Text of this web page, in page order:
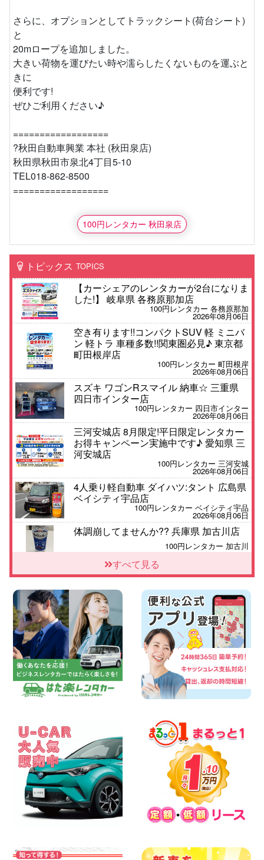
さらに、オプションとしてトラックシート(荷台シート)
と
20mロープを追加しました。
大きい荷物を運びたい時や濡らしたくないものを運ぶと
きに
便利です!
ぜひご利用ください♪
==================
?秋田自動車興業 本社 (秋田泉店)
秋田県秋田市泉北4丁目5-10
TEL018-862-8500
==================
100円レンタカー 秋田泉店
トピックス TOPICS
【カーシェアのレンタカーが2台になりま
した!】 岐阜県 各務原那加店
100円レンタカー 各務原那加
2026年08月06日
空き有ります!!コンパクトSUV 軽 ミニバ
ン 軽トラ 車種多数!!関東圏必見♪ 東京都
町田根岸店
100円レンタカー 町田根岸
2026年08月06日
スズキ ワゴンRスマイル 納車☆ 三重県
四日市インター店
100円レンタカー 四日市インター
2026年08月06日
三河安城店 8月限定!平日限定レンタカー
お得キャンペーン実施中です♪ 愛知県 三
河安城店
100円レンタカー 三河安城
2026年08月06日
4人乗り軽自動車 ダイハツ:タント 広島県
ベイシティ宇品店
100円レンタカー ベイシティ宇品
2026年08月06日
体調崩してませんか?? 兵庫県 加古川店
100円レンタカー 加古川
【佐渡の夏はレンタカーで自由に!】 新潟
100円レンタカー 両津
2026年08月06日
佐渡空港店はお盆も休まず営業中! 新潟県
佐渡空港店
100円レンタカー 佐渡空港
2026年08月06日
今週末空きあります☆ 大阪府 寝屋川太間
東町店
100円レンタカー 寝屋川太間東町
2026年08月06日
100円レンタカー 杉戸
2026年08月06日
今週末空きあります◎ カーシェア 墨田文
花店 東京都 墨田文花店
100円レンタカー 墨田文花
2026年08月06日
当社在庫車紹介【軽トラ】ハイゼットト
ラック 神奈川県 横浜旭南本宿町店
100円レンタカー 横浜旭南本宿町
2026年08月06日
のお知らせ!! 神奈川県 横浜弥生台店
すべて見る